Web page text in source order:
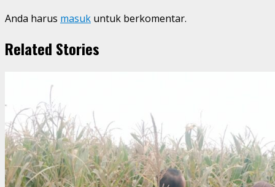
Anda harus masuk untuk berkomentar.
Related Stories